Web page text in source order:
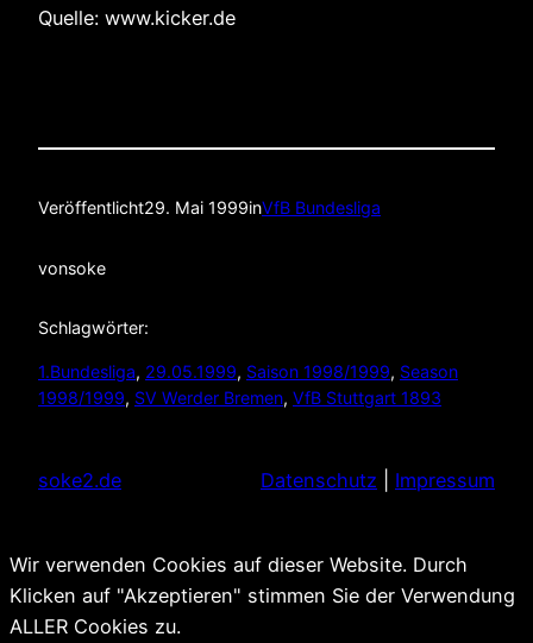
Quelle: www.kicker.de
Veröffentlicht29. Mai 1999inVfB Bundesliga
vonsoke
Schlagwörter:
1.Bundesliga, 29.05.1999, Saison 1998/1999, Season
1998/1999, SV Werder Bremen, VfB Stuttgart 1893
soke2.de Datenschutz Impressum
Wir verwenden Cookies auf dieser Website. Durch
Klicken auf "Akzeptieren" stimmen Sie der Verwendung
ALLER Cookies zu.